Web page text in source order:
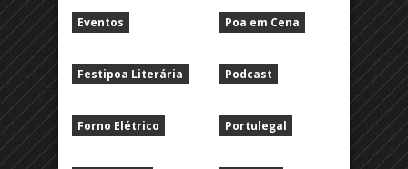
Eventos
Festipoa Literária
Forno Elétrico
Poa em Cena
Podcast
Portulegal